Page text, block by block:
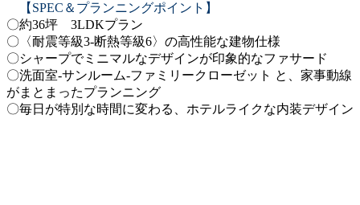
【SPEC＆プランニングポイント】
〇約36坪 3LDKプラン
〇〈耐震等級3-断熱等級6〉の高性能な建物仕様
〇シャープでミニマルなデザインが印象的なファサード
〇洗面室-サンルーム-ファミリークローゼット と、家事動線
がまとまったプランニング
〇毎日が特別な時間に変わる、ホテルライクな内装デザイン